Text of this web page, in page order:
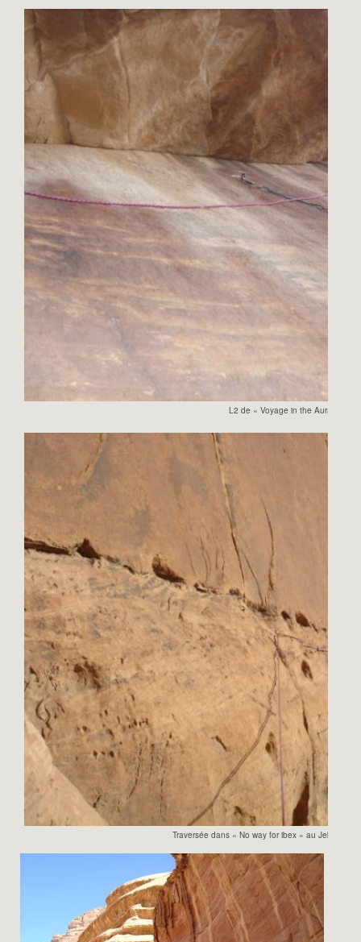
L2 de « Voyage in the Aura »
Traversée dans « No way for ibex » au Jebel Abu